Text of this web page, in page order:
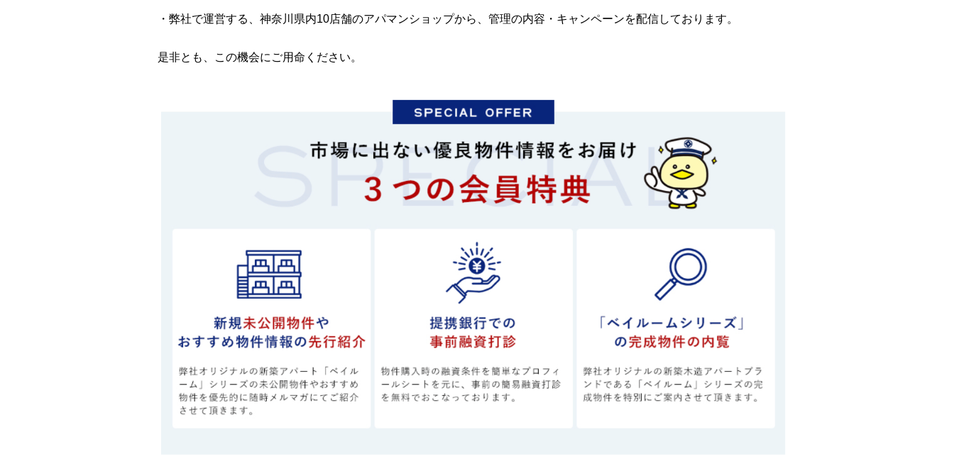
・弊社で運営する、神奈川県内10店舗のアパマンショップから、管理の内容・キャンペーンを配信しております。
是非とも、この機会にご用命ください。